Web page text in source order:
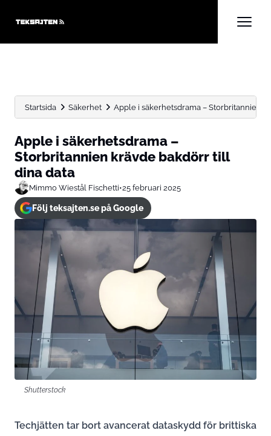
Startsida Säkerhet Apple i säkerhetsdrama – Storbritannien
Apple i säkerhetsdrama –
Storbritannien krävde bakdörr till
dina data
Mimmo Wiestål Fischetti•25 februari 2025
Följ teksajten.se på Google
Shutterstock
Techjätten tar bort avancerat dataskydd för brittiska